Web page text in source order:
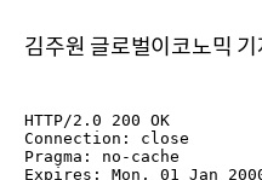
김주원 글로벌이코노믹